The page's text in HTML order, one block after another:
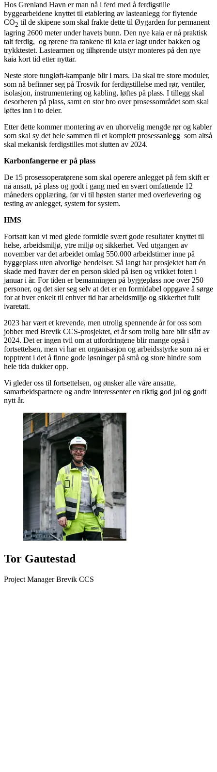
Hos Grenland Havn er man nå i ferd med å ferdigstille
byggearbeidene knyttet til etablering av lasteanlegg for flytende
CO2 til de skipene som skal frakte dette til Øygarden for permanent
lagring 2600 meter under havets bunn. Den nye kaia er nå praktisk
talt ferdig, og rørene fra tankene til kaia er lagt under bakken og
trykktestet. Lastearmen og tilhørende utstyr monteres på den nye
kaia kort tid etter nyttår.
Neste store tungløft-kampanje blir i mars. Da skal tre store moduler,
som nå befinner seg på Trosvik for ferdigstillelse med rør, ventiler,
isolasjon, instrumentering og kabling, løftes på plass. I tillegg skal
desorberen på plass, samt en stor bro over prosessområdet som skal
løftes inn i to deler.
Etter dette kommer montering av en uhorvelig mengde rør og kabler
som skal sy det hele sammen til et komplett prosessanlegg som altså
skal mekanisk ferdigstilles mot slutten av 2024.
Karbonfangerne er på plass
De 15 prosessoperatørene som skal operere anlegget på fem skift er
nå ansatt, på plass og godt i gang med en svært omfattende 12
måneders opplæring, før vi til høsten starter med overlevering og
testing av anlegget, system for system.
HMS
Fortsatt kan vi med glede formidle svært gode resultater knyttet til
helse, arbeidsmiljø, ytre miljø og sikkerhet. Ved utgangen av
november var det arbeidet omlag 550.000 arbeidstimer inne på
byggeplass uten alvorlige hendelser. Så langt har prosjektet hatt én
skade med fravær der en person skled på isen og vrikket foten i
januar i år. For tiden er bemanningen på byggeplass noe over 250
personer, og det sier seg selv at det er en formidabel oppgave å sørge
for at hver enkelt til enhver tid har arbeidsmiljø og sikkerhet fullt
ivaretatt.
2023 har vært et krevende, men utrolig spennende år for oss som
jobber med Brevik CCS-prosjektet, et år som trolig bare blir slått av
2024. Det er ingen tvil om at utfordringene blir mange også i
fortsettelsen, men vi har en organisasjon og arbeidsstyrke som nå er
topptrent i det å finne gode løsninger på små og store hindre som
hele tida dukker opp.
Vi gleder oss til fortsettelsen, og ønsker alle våre ansatte,
samarbeidspartnere og andre interessenter en riktig god jul og godt
nytt år.
Tor Gautestad
Project Manager Brevik CCS